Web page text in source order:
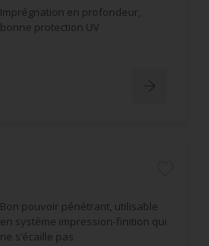
Imprégnation en profondeur,
bonne protection UV
Bon pouvoir pénétrant, utilisable
en système impression-finition qui
ne s’écaille pas